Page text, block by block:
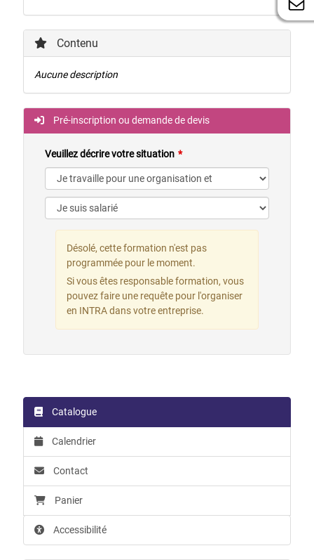
Contenu
Aucune description
Pré-inscription ou demande de devis
Veuillez décrire votre situation
Désolé, cette formation n'est pas
programmée pour le moment.
Si vous êtes responsable formation, vous
pouvez faire une requête pour l'organiser
en INTRA dans votre entreprise.
Catalogue
Calendrier
Contact
Panier
Accessibilité